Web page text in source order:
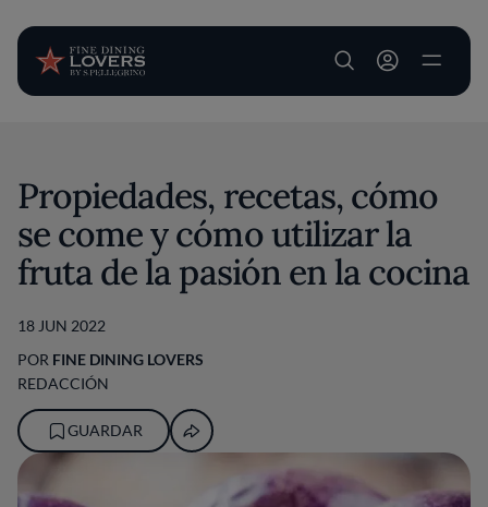
User account
Propiedades, recetas, cómo
se come y cómo utilizar la
fruta de la pasión en la cocina
18 JUN 2022
POR FINE DINING LOVERS
REDACCIÓN
GUARDAR